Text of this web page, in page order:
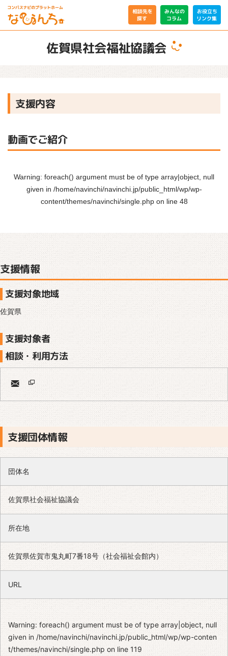
相談先を
探す
みんなの
コラム
お役立ち
リンク集
佐賀県社会福祉協議会
支援内容
動画でご紹介
Warning: foreach() argument must be of type array|object, null
given in /home/navinchi/navinchi.jp/public_html/wp/wp-
content/themes/navinchi/single.phpon line 48
支援情報
支援対象地域
佐賀県
支援対象者
相談・利用方法
支援団体情報
団体名
佐賀県社会福祉協議会
所在地
佐賀県佐賀市鬼丸町7番18号（社会福祉会館内）
URL
Warning: foreach() argument must be of type array|object, null
given in/home/navinchi/navinchi.jp/public_html/wp/wp-conten
t/themes/navinchi/single.php on line119